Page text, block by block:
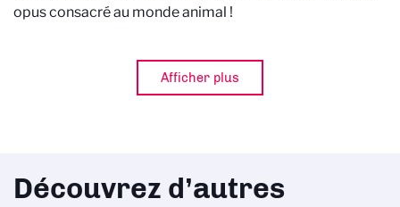
opus consacré au monde animal !
Afficher plus
Découvrez d’autres